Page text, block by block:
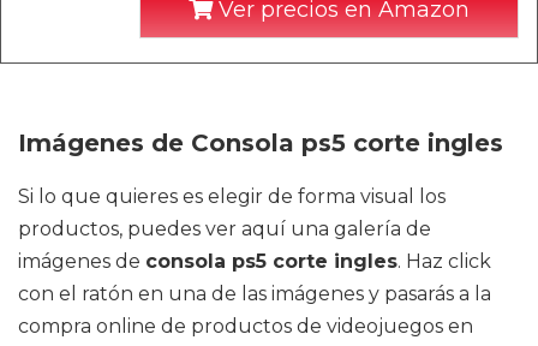
Ver precios en Amazon
Imágenes de Consola ps5 corte ingles
Si lo que quieres es elegir de forma visual los
productos, puedes ver aquí una galería de
imágenes de consola ps5 corte ingles. Haz click
con el ratón en una de las imágenes y pasarás a la
compra online de productos de videojuegos en